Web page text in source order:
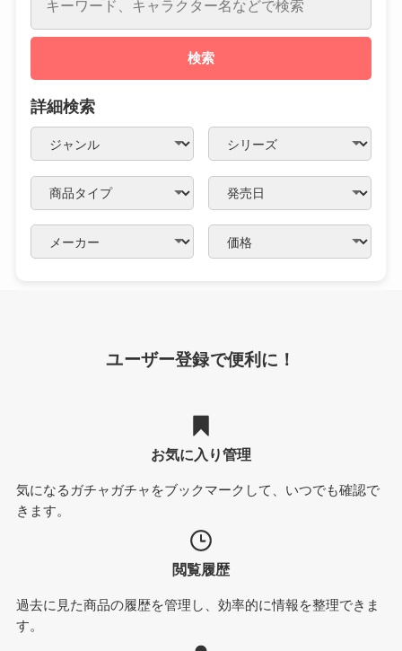
検索
詳細検索
ユーザー登録で便利に！
お気に入り管理
気になるガチャガチャをブックマークして、いつでも確認で
きます。
閲覧履歴
過去に見た商品の履歴を管理し、効率的に情報を整理できま
す。